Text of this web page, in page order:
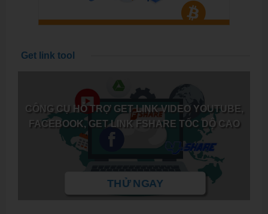
Get link tool
CÔNG CỤ HỖ TRỢ GET LINK VIDEO YOUTUBE,
FACEBOOK, GET LINK FSHARE TỐC DỘ CAO
THỬ NGAY